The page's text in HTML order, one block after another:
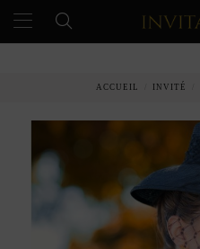
ACCUEIL INVITÉ